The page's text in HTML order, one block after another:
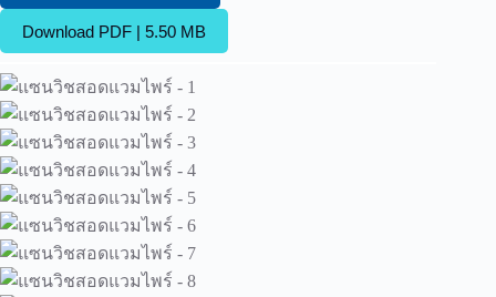
Download PDF | 5.50 MB